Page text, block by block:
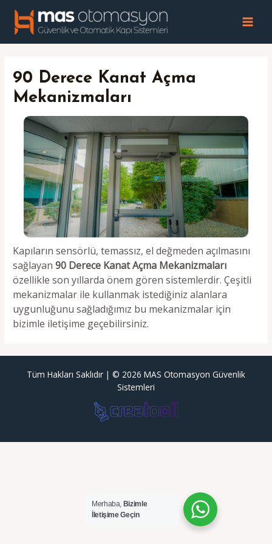
90 Derece Kanat Açma
Mekanizmaları
Kapıların sensörlü, temassız, el değmeden açılmasını
sağlayan90 Derece Kanat Açma Mekanizmaları
özellikle son yıllarda önem gören sistemlerdir. Çeşitli
mekanizmalar ile kullanmak istediğiniz alanlara
uygunluğunu sağladığımız bu mekanizmalar için
bizimle iletişime geçebilirsiniz.
Tüm Hakları Saklıdır | © 2026 MAS Otomasyon Güvenlik
Sistemleri
Merhaba, Bizimle
İletişime Geçin